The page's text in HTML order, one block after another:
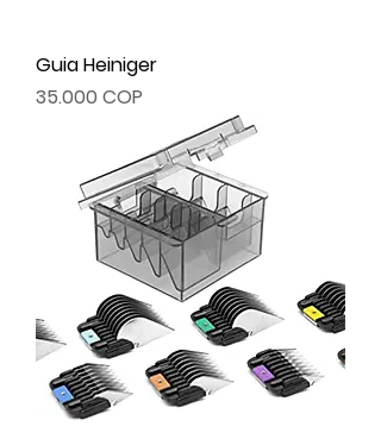
Guia Heiniger
Precio
35.000 COP